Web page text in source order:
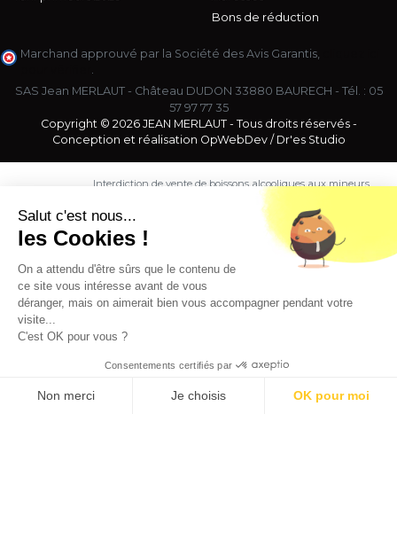
Bons de réduction
Marchand approuvé par la Société des Avis Garantis,
.
SAS Jean MERLAUT - Château DUDON 33880 BAURECH - Tél. : 05
57 97 77 35
Copyright © 2026 JEAN MERLAUT - Tous droits réservés -
Conception et réalisation OpWebDev/ Dr'es Studio
Interdiction de vente de boissons alcooliques aux mineurs
est exigée au moment de la vente en ligne.
CODE DE LA SANTE PUBLIQUE, ART. L. 3342-1 et L. 3353-3
L'abus d'alcool est dangereux pour la santé. Sachez
Salut c'est nous...
les Cookies !
On a attendu d'être sûrs que le contenu de
ce site vous intéresse avant de vous
déranger, mais on aimerait bien vous accompagner pendant votre
visite...
C'est OK pour vous ?
Consentements certifiés par
Non merci Je choisis OK pour moi
★★★★★